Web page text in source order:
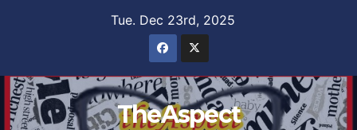
Tue. Dec 23rd, 2025
TheAspect